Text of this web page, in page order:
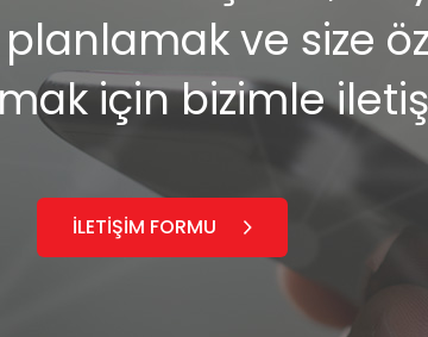
ve size
için bizimle
İLETİŞİM FORMU